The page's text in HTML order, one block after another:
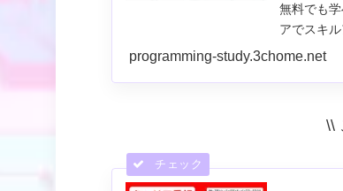
無料でも
アでスキ
プ！役立
programming-study.3chome.net
\\